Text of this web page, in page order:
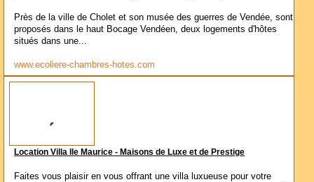
Près de la ville de Cholet et son musée des guerres de Vendée, sont
proposés dans le haut Bocage Vendéen, deux logements d'hôtes
situés dans une...
www.ecoliere-chambres-hotes.com
Location Villa Ile Maurice - Maisons de Luxe et de Prestige
Faites vous plaisir en vous offrant une villa luxueuse pour votre